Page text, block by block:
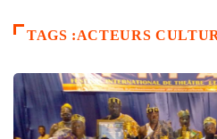
TAGS :ACTEURS